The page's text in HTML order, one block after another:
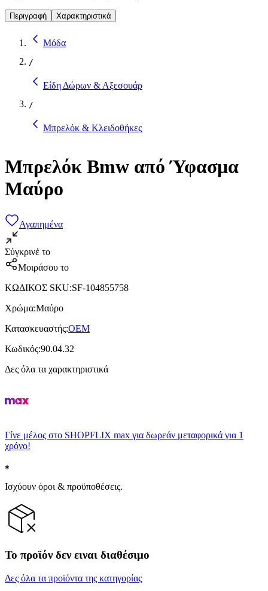
Περιγραφή Χαρακτηριστικά
Μόδα
/
Είδη Δώρων & Αξεσουάρ
/
Μπρελόκ & Κλειδοθήκες
Μπρελόκ Bmw από Ύφασμα
Μαύρο
Αγαπημένα
Σύγκρινέ το
Μοιράσου το
ΚΩΔΙΚΟΣ SKU:SF-104855758
Χρώμα:Μαύρο
Κατασκευαστής:OEM
Κωδικός:90.04.32
Δες όλα τα χαρακτηριστικά
Γίνε μέλος στο SHOPFLIX max για δωρεάν μεταφορικά για 1
χρόνο!
Ισχύουν όροι & προϋποθέσεις.
Το προϊόν δεν ειναι διαθέσιμο
Δες όλα τα προϊόντα της κατηγορίας